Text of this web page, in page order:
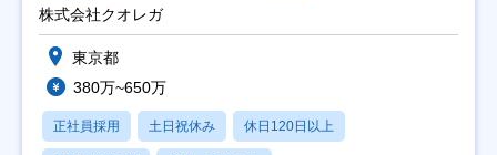
株式会社クオレガ
東京都
380万~650万
正社員採用 土日祝休み 休日120日以上